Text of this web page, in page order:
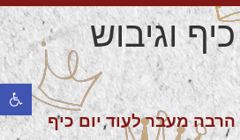
וגיבוש
מעבר לעוד יום כיף